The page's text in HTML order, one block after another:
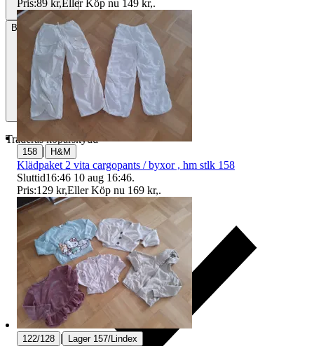
BetalningVia Tradera
Traderas köparskydd
Pris:89 kr,Eller Köp nu 149 kr,.
158 | H&M
Klädpaket 2 vita cargopants / byxor , hm stlk 158
Sluttid16:46 10 aug 16:46.
Pris:129 kr,Eller Köp nu 169 kr,.
122/128 | Lager 157/Lindex